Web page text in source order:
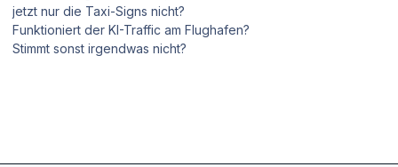
jetzt nur die Taxi-Signs nicht?
Funktioniert der KI-Traffic am Flughafen?
Stimmt sonst irgendwas nicht?